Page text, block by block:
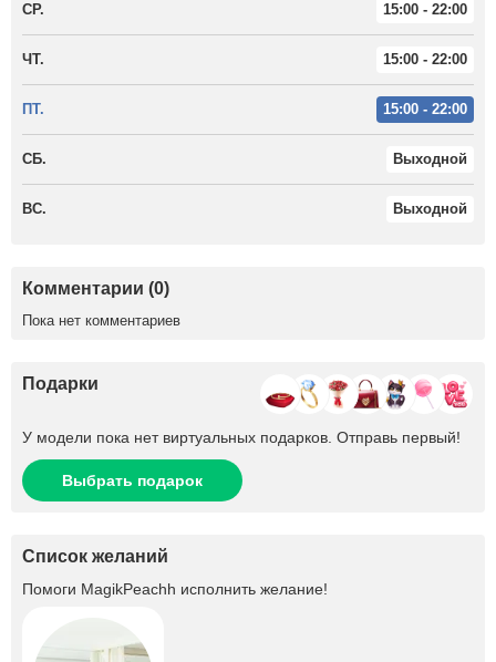
СР. 15:00 - 22:00
ЧТ. 15:00 - 22:00
ПТ. 15:00 - 22:00
СБ. Выходной
ВС. Выходной
Комментарии (0)
Пока нет комментариев
Подарки
У модели пока нет виртуальных подарков. Отправь первый!
Выбрать подарок
Список желаний
Помоги MagikPeachh исполнить желание!